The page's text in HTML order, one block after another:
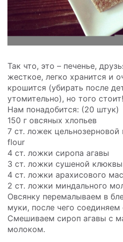
Так что, это – печенье,
жесткое, легко хранится и
крошится (убирать после
утомительно), но того
Нам понадобится: (20 штук)
150 г овсяных хлопьев
7 ст. ложек
flour
4 ст. ложки сиропа агавы
3 ст. ложки сушеной клюквы
4 ст. ложки арахисового
2 ст. ложки миндального
Овсянку перемалываем в
муки, после чего
Смешиваем сироп агавы с
молоком.